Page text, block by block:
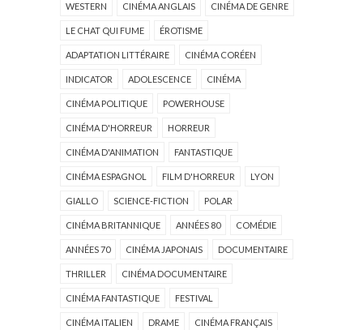
WESTERN CINÉMA ANGLAIS CINÉMA DE GENRE
LE CHAT QUI FUME ÉROTISME
ADAPTATION LITTÉRAIRE CINÉMA CORÉEN
INDICATOR ADOLESCENCE CINÉMA
CINÉMA POLITIQUE POWERHOUSE
CINÉMA D'HORREUR HORREUR
CINÉMA D'ANIMATION FANTASTIQUE
CINÉMA ESPAGNOL FILM D'HORREUR LYON
GIALLO SCIENCE-FICTION POLAR
CINÉMA BRITANNIQUE ANNÉES 80 COMÉDIE
ANNÉES 70 CINÉMA JAPONAIS DOCUMENTAIRE
THRILLER CINÉMA DOCUMENTAIRE
CINÉMA FANTASTIQUE FESTIVAL
CINÉMA ITALIEN DRAME CINÉMA FRANÇAIS